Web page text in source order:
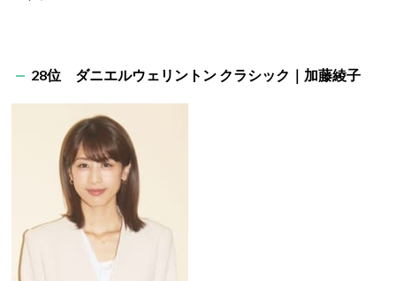
28位 ダニエルウェリントン クラシック｜加藤綾子